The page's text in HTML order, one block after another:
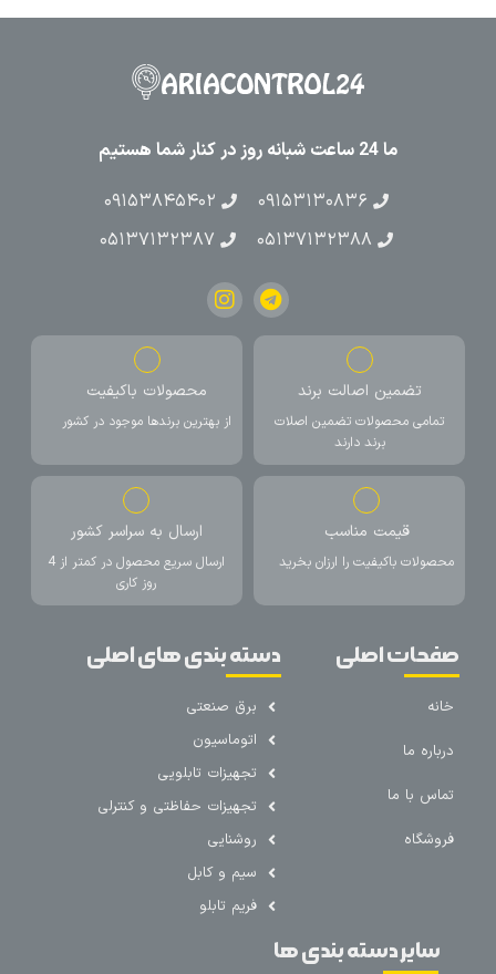
ما 24 ساعت شبانه روز در کنار شما هستیم
۰۹۱۵۳۱۳۰۸۳۶
۰۹۱۵۳۸۴۵۴۰۲
۰۵۱۳۷۱۳۲۳۸۸
۰۵۱۳۷۱۳۲۳۸۷
تضمین اصالت برند
تمامی محصولات تضمین اصلات
برند دارند
محصولات باکیفیت
از بهترین برندها موجود در کشور
قیمت مناسب
محصولات باکیفیت را ارزان بخرید
ارسال به سراسر کشور
ارسال سریع محصول در کمتر از 4
روز کاری
صفحات اصلی
خانه
درباره ما
تماس با ما
فروشگاه
دسته بندی های اصلی
برق صنعتی
اتوماسیون
تجهیزات تابلویی
تجهیزات حفاظتی و کنترلی
روشنایی
سیم و کابل
فریم تابلو
سایر دسته بندی ها